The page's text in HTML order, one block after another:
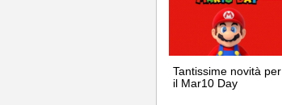
Tantissime novità per
il Mar10 Day